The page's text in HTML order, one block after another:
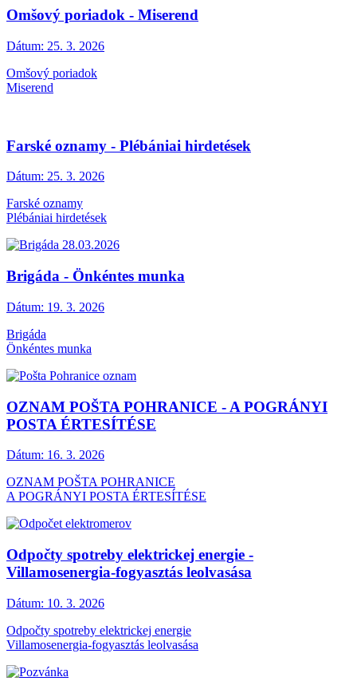
Omšový poriadok - Miserend
Dátum: 25. 3. 2026
Omšový poriadok
Miserend
Farské oznamy - Plébániai hirdetések
Dátum: 25. 3. 2026
Farské oznamy
Plébániai hirdetések
Brigáda - Önkéntes munka
Dátum: 19. 3. 2026
Brigáda
Önkéntes munka
OZNAM POŠTA POHRANICE - A POGRÁNYI
POSTA ÉRTESÍTÉSE
Dátum: 16. 3. 2026
OZNAM POŠTA POHRANICE
A POGRÁNYI POSTA ÉRTESÍTÉSE
Odpočty spotreby elektrickej energie -
Villamosenergia-fogyasztás leolvasása
Dátum: 10. 3. 2026
Odpočty spotreby elektrickej energie
Villamosenergia-fogyasztás leolvasása